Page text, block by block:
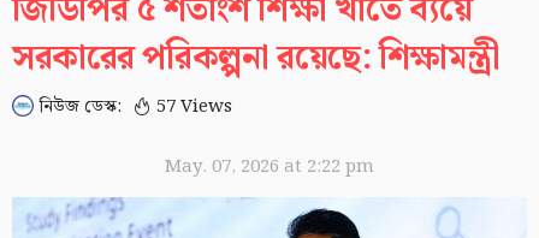
সরকারের পরিকল্পনা রয়েছে: শিক্ষামন্ত্রী
নিউজ ডেস্ক: 57 Views
May. 07, 2026 at 2:22 pm